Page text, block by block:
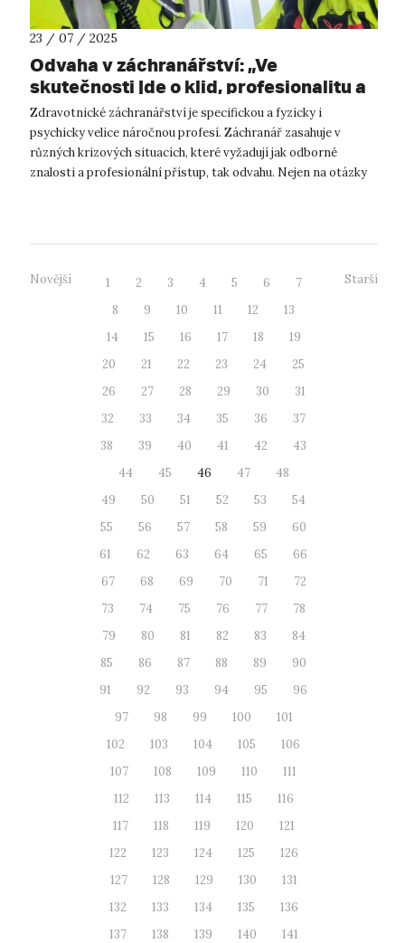
23 / 07 / 2025
Odvaha v záchranářství: „Ve
skutečnosti jde o klid, profesionalitu a
schopnost jednat efektivně pod
tlakem.“
Zdravotnické záchranářství je specifickou a fyzicky i
psychicky velice náročnou profesí. Záchranář zasahuje v
různých krizových situacích, které vyžadují jak odborné
znalosti a profesionální přístup, tak odvahu. Nejen na otázky
Novější 1 2 3 4 5 6
7
8
9 10 11 12
13
14
15 16 17 18
19
20
21 22 23 24
25
26
27 28 29 30
31
32
33 34 35 36
37
38
39 40 41 42
43
44
45 46 47
48
49
50 51 52 53
54
55
56 57 58 59
60
61
62 63 64 65
66
67
68 69 70 71
72
73
74 75 76 77
78
79
80 81 82 83
84
85
86 87 88 89
90
91
92 93 94 95
96
97
98 99 100
101
102
103 104 105
106
107
108 109 110
111
112
113 114 115
116
117
118 119 120
121
122
123 124 125
126
127
128 129 130
131
132
133 134 135
136
137
138 139 140
141
Starší